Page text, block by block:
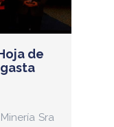
de
Sra